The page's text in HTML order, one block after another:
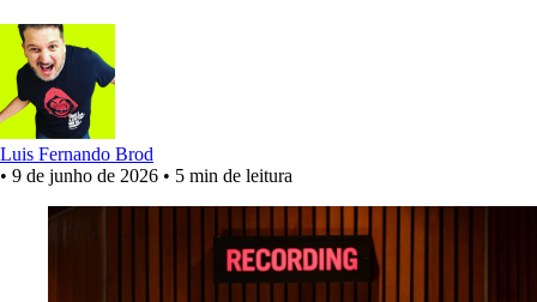
Luis Fernando Brod
• 9 de junho de 2026 • 5 min de leitura